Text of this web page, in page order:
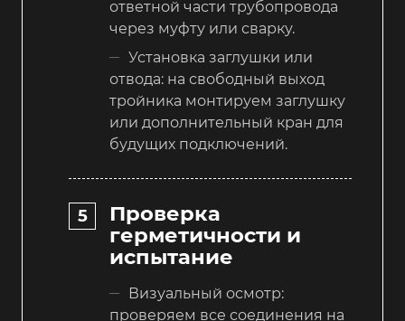
ответной части трубопровода
через муфту или сварку.
Установка заглушки или
отвода: на свободный выход
тройника монтируем заглушку
или дополнительный кран для
будущих подключений.
Проверка
герметичности и
испытание
Визуальный осмотр:
проверяем все соединения на